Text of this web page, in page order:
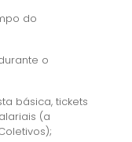
do
o
básica, tickets
(a